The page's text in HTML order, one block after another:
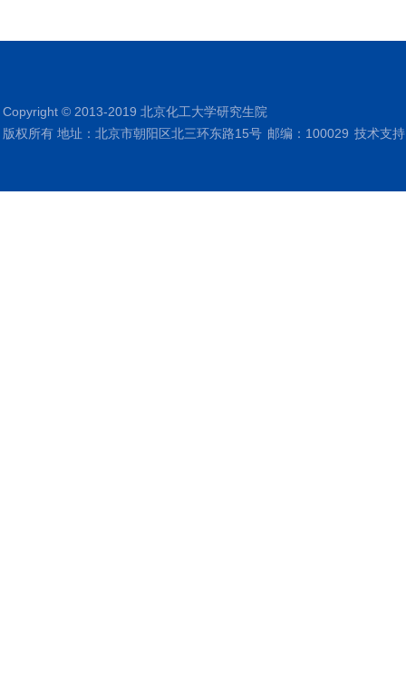
Copyright © 2013-2019 北京化工大学研究生院
版权所有 地址：北京市朝阳区北三环东路15号 邮编：100029 技术支